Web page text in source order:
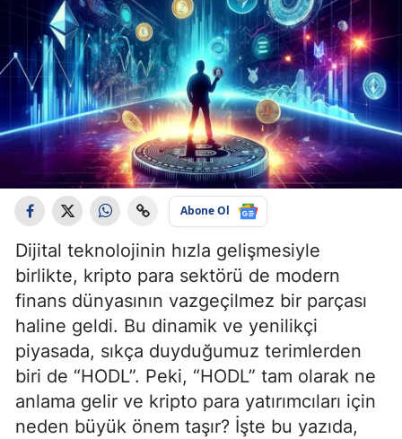
Abone Ol
Dijital teknolojinin hızla gelişmesiyle
birlikte, kripto para sektörü de modern
finans dünyasının vazgeçilmez bir parçası
haline geldi. Bu dinamik ve yenilikçi
piyasada, sıkça duyduğumuz terimlerden
biri de “HODL”. Peki, “HODL” tam olarak ne
anlama gelir ve kripto para yatırımcıları için
neden büyük önem taşır? İşte bu yazıda,